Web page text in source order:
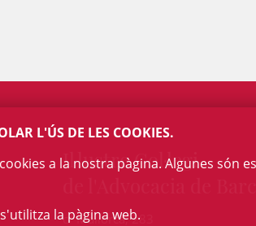
Il·lustre Col·legi
c/ Mallorca, 283
L'ÚS DE LES COOKIES.
cookies a la nostra pàgina. Algunes
la pàgina web.